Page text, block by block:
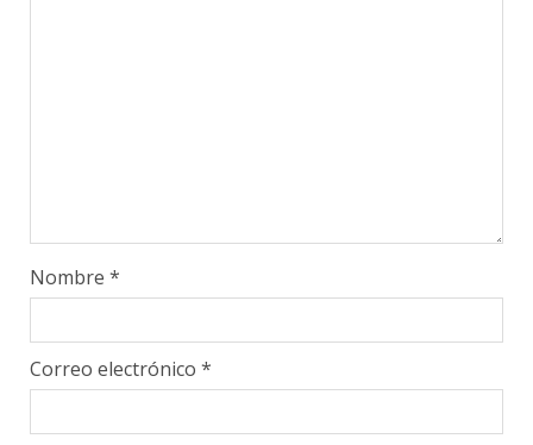
Nombre *
Correo electrónico *